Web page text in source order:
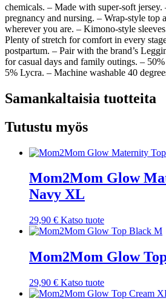
chemicals. – Made with super-soft
pregnancy and nursing. – Wrap-style top
wherever you are. – Kimono-style
Plenty of stretch for comfort in every
postpartum. – Pair with the brand’s
for casual days and family outings. –
5% Lycra. – Machine washable 40
Samankaltaisia tuotteita
Tutustu myös
Mom2Mom Glow
Navy XL
29,90 € Katso tuote
Mom2Mom Glow
29,90 € Katso tuote